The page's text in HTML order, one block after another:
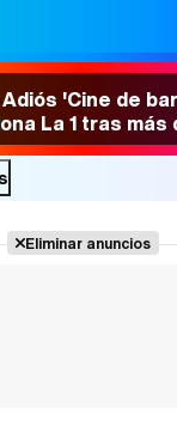
Adiós 'Cine de
La 1 tras más
Eliminar anuncios